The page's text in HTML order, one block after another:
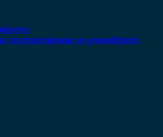
να απαντήσουμε σε οποιαδήποτε